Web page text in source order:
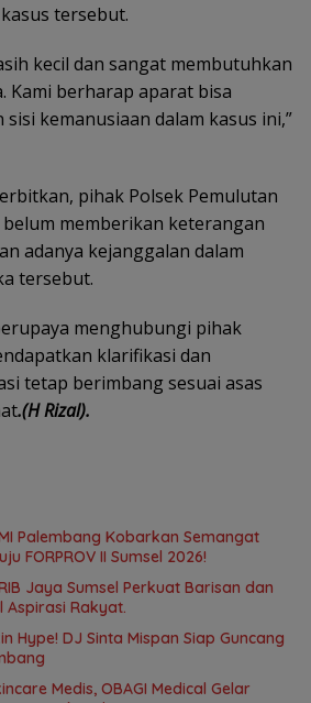
tersebut.
kecil dan sangat membutuhkan
Kami berharap aparat bisa
kemanusiaan dalam kasus ini,”
pihak Polsek Pemulutan
memberikan keterangan
adanya kejanggalan dalam
tersebut.
menghubungi pihak
klarifikasi dan
tetap berimbang sesuai asas
.(H Rizal).
Palembang Kobarkan Semangat
FORPROV II Sumsel 2026!
Jaya Sumsel Perkuat Barisan dan
Aspirasi Rakyat.
Hype! DJ Sinta Mispan Siap Guncang
Medis, OBAGI Medical Gelar